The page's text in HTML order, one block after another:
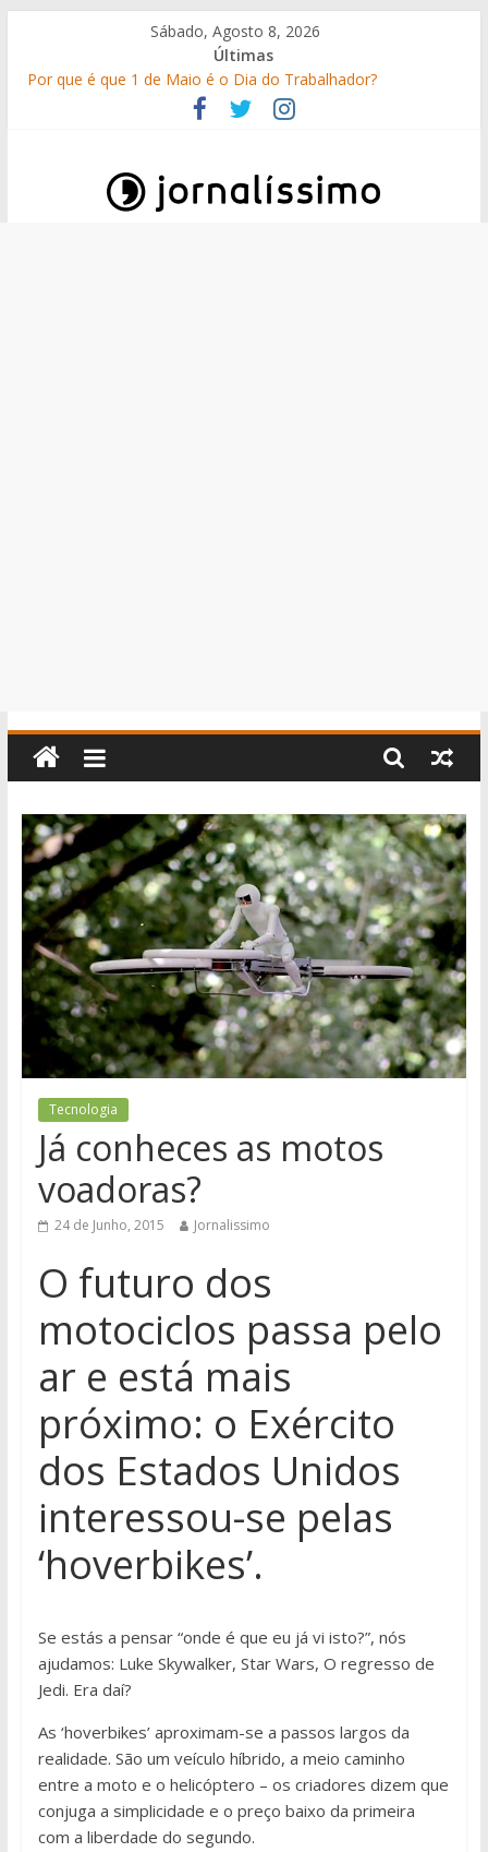
content
Sábado, Agosto 8, 2026
Últimas
Por que é que 1 de Maio é o Dia do Trabalhador?
25 Perguntas sobre o 25 de Abril
Como surgiram os gelados?
10 de Junho, Dia de Portugal: a história, as origens, o que se
Tecnologia
Já conheces as motos
voadoras?
24 de Junho, 2015 Jornalissimo
O futuro dos
motociclos passa pelo
ar e está mais
próximo: o Exército
dos Estados Unidos
interessou-se pelas
‘hoverbikes’.
Se estás a pensar “onde é que eu já vi isto?”, nós
ajudamos: Luke Skywalker, Star Wars, O regresso de
Jedi. Era daí?
As ‘hoverbikes’ aproximam-se a passos largos da
realidade. São um veículo híbrido, a meio caminho
entre a moto e o helicóptero – os criadores dizem que
conjuga a simplicidade e o preço baixo da primeira
com a liberdade do segundo.